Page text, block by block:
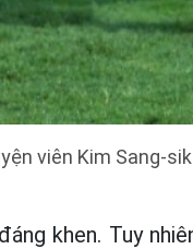
viên Kim Sang-sik
khen. Tuy